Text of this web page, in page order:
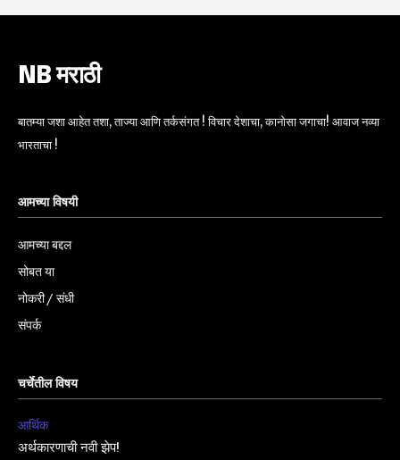
NB मराठी
बातम्या जशा आहेत तशा, ताज्या आणि तर्कसंगत ! विचार देशाचा, कानोसा जगाचा! आवाज नव्या
भारताचा !
आमच्या विषयी
आमच्या बद्दल
सोबत या
नोकरी / संधी
संपर्क
चर्चेतील विषय
आर्थिक
अर्थकारणाची नवी झेप!